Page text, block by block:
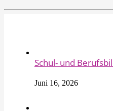
Schul- und
Juni 16, 2026